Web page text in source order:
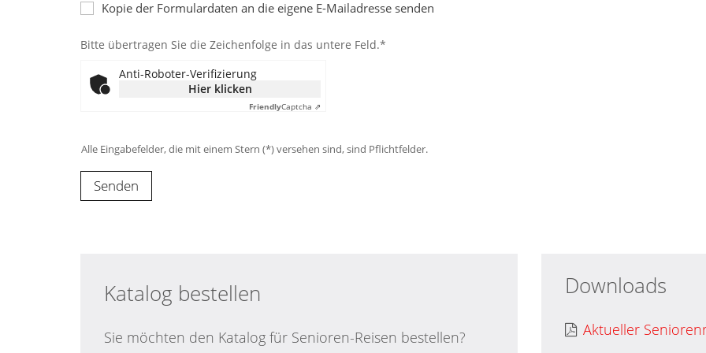
Kopie der Formulardaten an die eigene E-Mailadresse senden
Bitte übertragen Sie die Zeichenfolge in das untere Feld.*
Anti-Roboter-Verifizierung
Hier klicken
FriendlyCaptcha ⇗
Alle Eingabefelder, die mit einem Stern (*) versehen sind, sind Pflichtfelder.
Katalog bestellen
Sie möchten den Katalog für Senioren-Reisen bestellen?
Downloads
Aktueller